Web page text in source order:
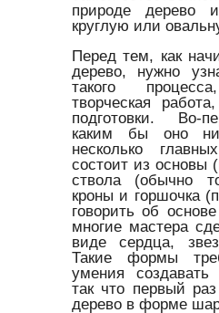
природе дерево
круглую или
Перед тем, как
дерево, нужно
такого
творческая
подготовки. Во-
каким бы оно
несколько
состоит из основы
ствола (обычно
кроны и горшочка
говорить об
многие мастера
виде сердца,
Такие формы
умения создавать
так что первый
дерево в форме